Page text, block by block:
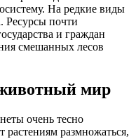
На редкие виды
Ресурсы почти
и граждан
смешанных лесов
мир
очень тесно
размножаться,